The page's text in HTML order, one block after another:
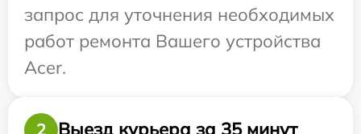
запрос для уточнения необходимых
работ ремонта Вашего устройства
Acer.
2
Выезд курьера за 35 минут